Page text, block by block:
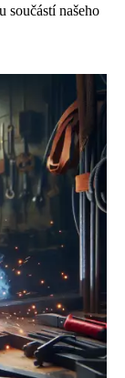
součástí našeho